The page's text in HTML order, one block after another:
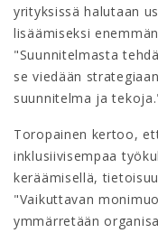
yrityksissä halutaan
lisäämiseksi
"Suunnitelmasta
se viedään
suunnitelma ja
Toropainen kertoo,
inklusiivisempaa
keräämisellä,
"Vaikuttavan
ymmärretään